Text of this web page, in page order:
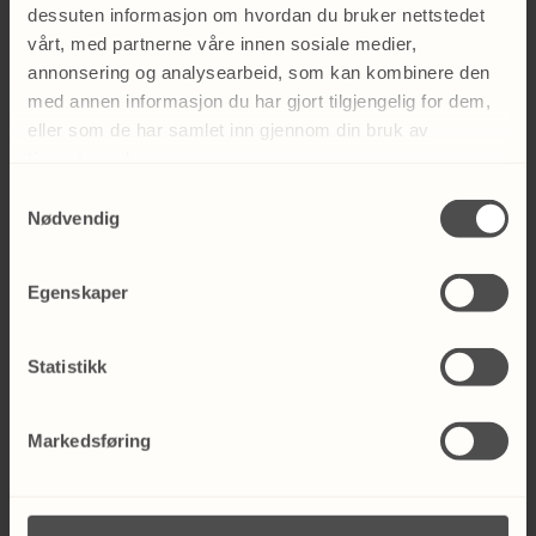
dessuten informasjon om hvordan du bruker nettstedet
vårt, med partnerne våre innen sosiale medier,
annonsering og analysearbeid, som kan kombinere den
med annen informasjon du har gjort tilgjengelig for dem,
eller som de har samlet inn gjennom din bruk av
Nødvendig
Egenskaper
Statistikk
Markedsføring
Åpen time biostimulator
Hvilken biostimulator er riktig for deg? Det er
lanserer vi «Åpen time biostimulator» som gjør
behandling og rett prisnivå. Denne